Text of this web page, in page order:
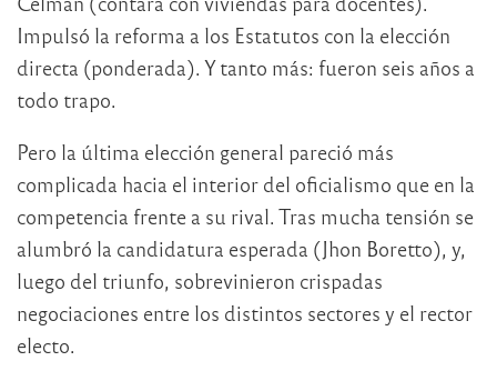
Impulsó la reforma a los Estatutos con la elección
directa (ponderada). Y tanto más: fueron seis años a
todo trapo.
Pero la última elección general pareció más
complicada hacia el interior del oficialismo que en la
competencia frente a su rival. Tras mucha tensión se
alumbró la candidatura esperada (Jhon Boretto), y,
luego del triunfo, sobrevinieron crispadas
negociaciones entre los distintos sectores y el rector
electo.